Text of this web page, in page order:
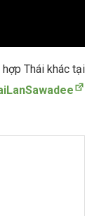
Thái khác tại